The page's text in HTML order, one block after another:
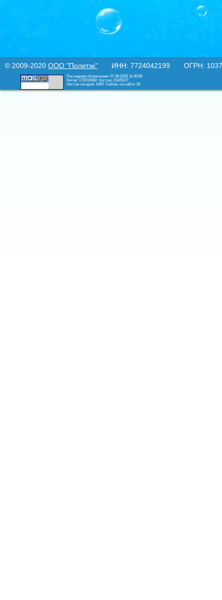
© 2009-2020 ООО "Политэк" ИНН: 7724042199 ОГРН:
Последнее обновление: 07.08.2026 11:45:00
Хитов: 172010080 Хостов: 21145227
Хостов сегодня: 1460 Сейчас на сайте: 26